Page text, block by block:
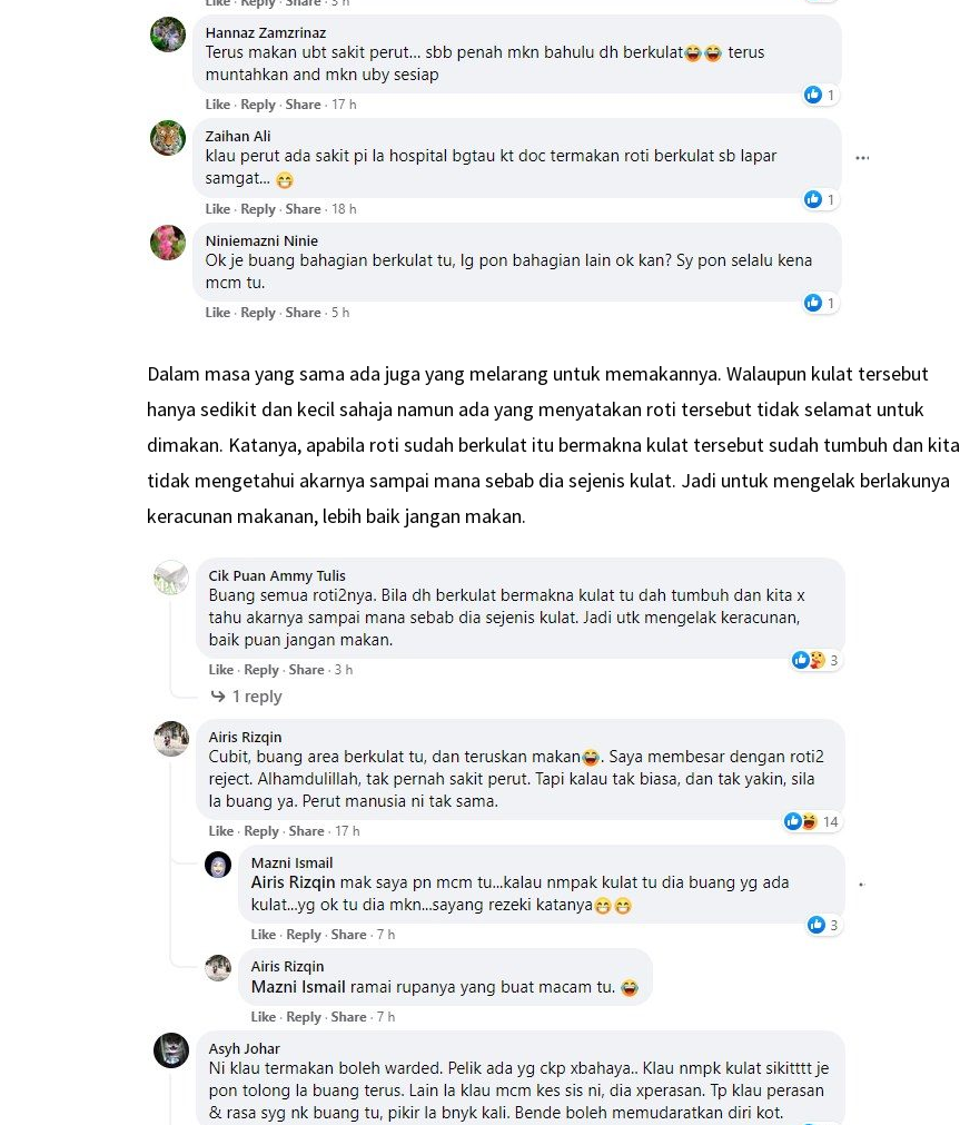
Dalam masa yang sama ada juga yang melarang untuk memakannya. Walaupun kulat tersebut
hanya sedikit dan kecil sahaja namun ada yang menyatakan roti tersebut tidak selamat untuk
dimakan. Katanya, apabila roti sudah berkulat itu bermakna kulat tersebut sudah tumbuh dan kita
tidak mengetahui akarnya sampai mana sebab dia sejenis kulat. Jadi untuk mengelak berlakunya
keracunan makanan, lebih baik jangan makan.